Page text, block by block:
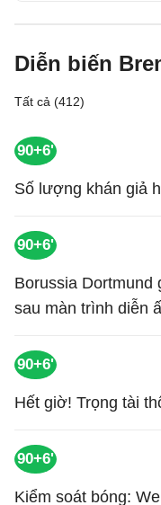
Diễn biến
Tất cả (412)
90+6'
Số lượng khán giả
90+6'
Borussia Dortmund
sau màn trình diễn
90+6'
Hết giờ! Trọng tài
90+6'
Kiểm soát bóng: